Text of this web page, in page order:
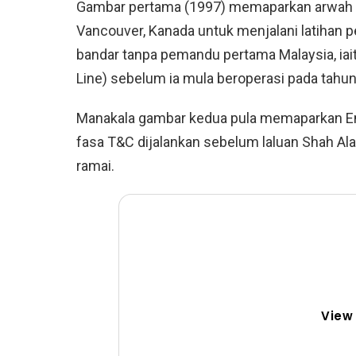
Gambar pertama (1997) memaparkan
Vancouver, Kanada untuk menjalani latihan
bandar tanpa pemandu pertama Malaysia,
Line) sebelum ia mula beroperasi pada
Manakala gambar kedua pula memaparkan
fasa T&C dijalankan sebelum laluan Shah
ramai.